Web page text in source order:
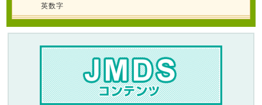
英数字